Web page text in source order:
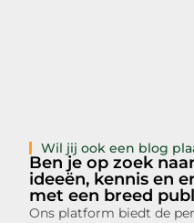
Wil jij ook een blog
Ben je op zoek
ideeën, kennis en
met een breed
Ons platform biedt de